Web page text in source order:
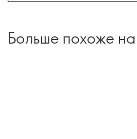
Больше похоже на